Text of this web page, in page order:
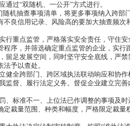
过“双随机、一公开”方式进行。
机抽查事项清单，将更多事项纳入跨部
良信用记录、风险高的要加大抽查频次
重点监管，严格落实安全责任，守住安
，并筛选确定重点监管的企业，实行
足发展空间，同时坚守安全底线，严禁
予以查处。
全跨部门、跨区域执法联动响应和协作
督、履行法定义务。督促企业建立完善
标准不一、上位法已作调整的事项及时
量范围、种类和幅度，严格限定裁量